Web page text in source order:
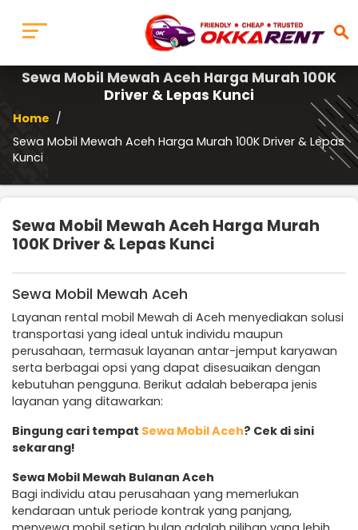
search
Sewa Mobil Mewah Aceh Harga Murah 100K
Driver & Lepas Kunci
Home /
Sewa Mobil Mewah Aceh Harga Murah 100K Driver & Lepas
Kunci
Sewa Mobil Mewah Aceh Harga Murah
100K Driver & Lepas Kunci
Sewa Mobil Mewah Aceh
Layanan rental mobil Mewah di Aceh menyediakan solusi
transportasi yang ideal untuk individu maupun
perusahaan, termasuk layanan antar-jemput karyawan
serta berbagai opsi yang dapat disesuaikan dengan
kebutuhan pengguna. Berikut adalah beberapa jenis
layanan yang ditawarkan:
Bingung cari tempat Sewa Mobil Aceh? Cek di sini
sekarang!
Sewa Mobil Mewah Bulanan Aceh
Bagi individu atau perusahaan yang memerlukan
kendaraan untuk periode kontrak yang panjang,